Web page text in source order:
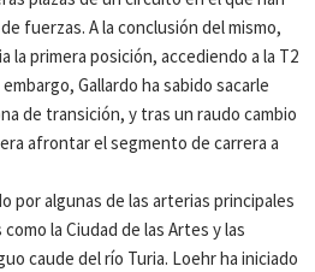
fuerzas. A la conclusión del mismo,
la primera posición, accediendo a la T2
Gallardo ha sabido sacarle
de transición, y tras un raudo cambio
afrontar el segmento de carrera a
por algunas de las arterias principales
la Ciudad de las Artes y las
caude del río Turia. Loehr ha iniciado